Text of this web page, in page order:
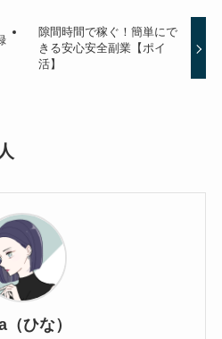
隙間時間で稼ぐ！簡単にで
きる安心安全副業【ポイ
活】
（ひな）